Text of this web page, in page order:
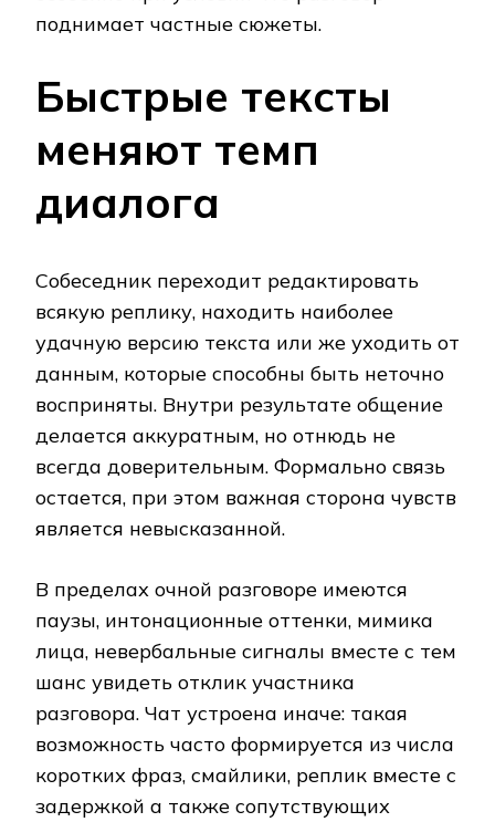
поднимает частные сюжеты.
Быстрые тексты
меняют темп
диалога
Собеседник переходит редактировать
всякую реплику, находить наиболее
удачную версию текста или же уходить от
данным, которые способны быть неточно
восприняты. Внутри результате общение
делается аккуратным, но отнюдь не
всегда доверительным. Формально связь
остается, при этом важная сторона чувств
является невысказанной.
В пределах очной разговоре имеются
паузы, интонационные оттенки, мимика
лица, невербальные сигналы вместе с тем
шанс увидеть отклик участника
разговора. Чат устроена иначе: такая
возможность часто формируется из числа
коротких фраз, смайлики, реплик вместе с
задержкой а также сопутствующих